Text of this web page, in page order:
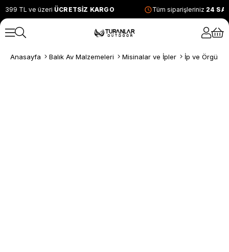
2399 TL ve üzeri ÜCRETSİZ KARGO Tüm siparişleriniz 24
Anasayfa Balık Av Malzemeleri Misinalar ve İpler İp ve Örgü